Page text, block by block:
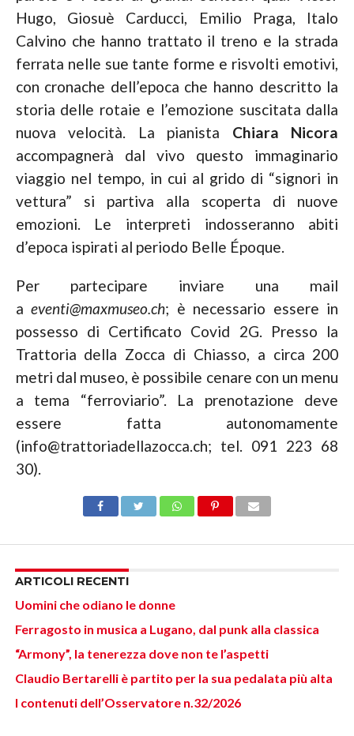
Hugo, Giosuè Carducci, Emilio Praga, Italo
Calvino che hanno trattato il treno e la strada
ferrata nelle sue tante forme e risvolti emotivi,
con cronache dell’epoca che hanno descritto la
storia delle rotaie e l’emozione suscitata dalla
nuova velocità. La pianista Chiara Nicora
accompagnerà dal vivo questo immaginario
viaggio nel tempo, in cui al grido di “signori in
vettura” si partiva alla scoperta di nuove
emozioni. Le interpreti indosseranno abiti
d’epoca ispirati al periodo Belle Époque.
Per partecipare inviare una mail
a eventi@maxmuseo.ch; è necessario essere in
possesso di Certificato Covid 2G. Presso la
Trattoria della Zocca di Chiasso, a circa 200
metri dal museo, è possibile cenare con un menu
a tema “ferroviario”. La prenotazione deve
essere fatta autonomamente
(info@trattoriadellazocca.ch; tel. 091 223 68
30).
ARTICOLI RECENTI
Uomini che odiano le donne
Ferragosto in musica a Lugano, dal punk alla classica
“Armony”, la tenerezza dove non te l’aspetti
Claudio Bertarelli è partito per la sua pedalata più alta
I contenuti dell’Osservatore n.32/2026